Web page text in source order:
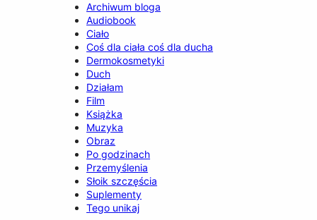
Archiwum bloga
Audiobook
Ciało
Coś dla ciała coś dla ducha
Dermokosmetyki
Duch
Działam
Film
Książka
Muzyka
Obraz
Po godzinach
Przemyślenia
Słoik szczęścia
Suplementy
Tego unikaj